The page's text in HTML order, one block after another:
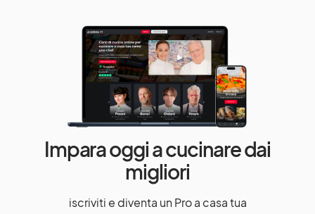
Impara oggi a cucinare dai
migliori
iscriviti e diventa un Pro a casa tua